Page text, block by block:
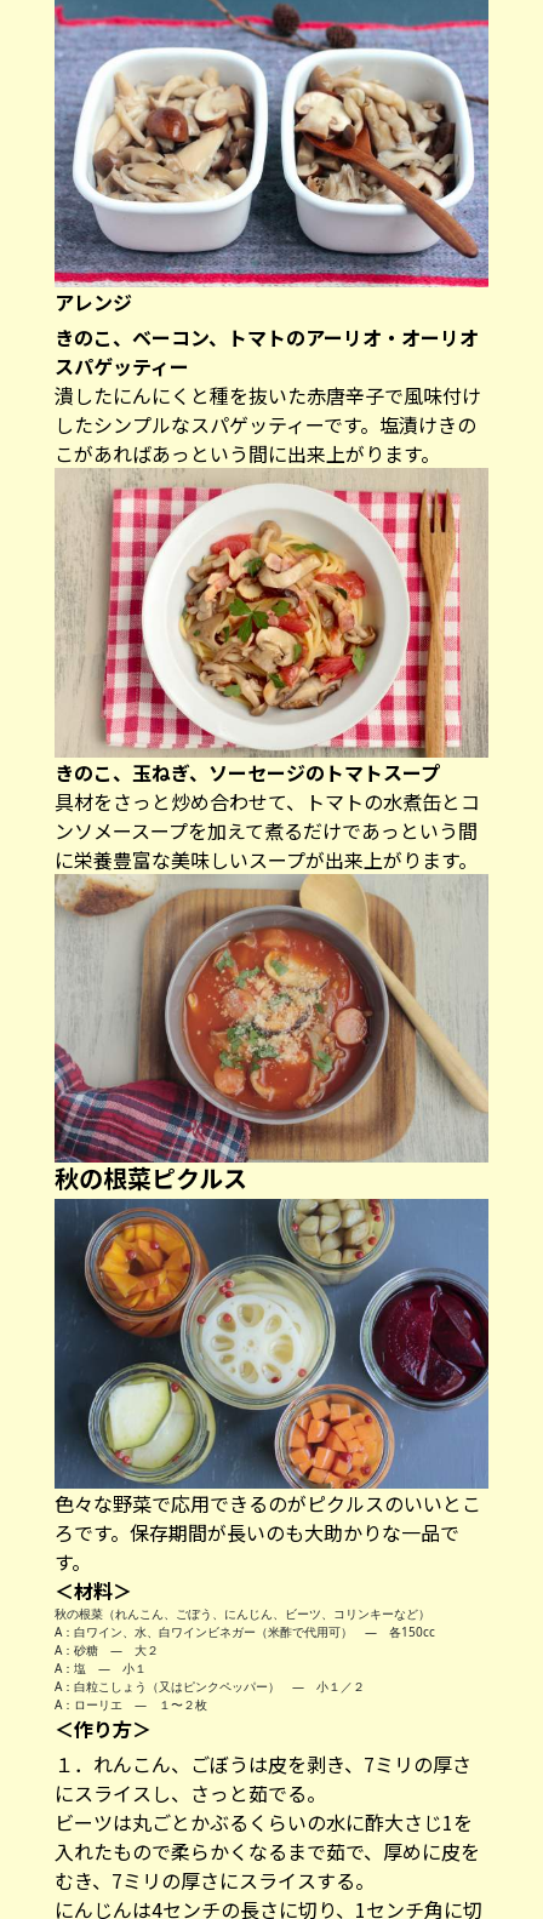
アレンジ
きのこ、ベーコン、トマトのアーリオ・オーリオ
スパゲッティー
潰したにんにくと種を抜いた赤唐辛子で風味付け
したシンプルなスパゲッティーです。塩漬けきの
こがあればあっという間に出来上がります。
きのこ、玉ねぎ、ソーセージのトマトスープ
具材をさっと炒め合わせて、トマトの水煮缶とコ
ンソメースープを加えて煮るだけであっという間
に栄養豊富な美味しいスープが出来上がります。
秋の根菜ピクルス
色々な野菜で応用できるのがピクルスのいいとこ
ろです。保存期間が長いのも大助かりな一品で
す。
＜材料＞
秋の根菜（れんこん、ごぼう、にんじん、ビーツ、コリンキーなど）
A：白ワイン、水、白ワインビネガー（米酢で代用可） — 各150cc
A：砂糖 — 大２
A：塩 — 小１
A：白粒こしょう（又はピンクペッパー） — 小１／２
A：ローリエ — １〜２枚
＜作り方＞
１．れんこん、ごぼうは皮を剥き、7ミリの厚さ
にスライスし、さっと茹でる。
ビーツは丸ごとかぶるくらいの水に酢大さじ1を
入れたもので柔らかくなるまで茹で、厚めに皮を
むき、7ミリの厚さにスライスする。
にんじんは4センチの長さに切り、1センチ角に切